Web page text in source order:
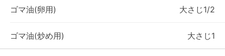
ゴマ油(卵用) 大さじ1/2
ゴマ油(炒め用) 大さじ1